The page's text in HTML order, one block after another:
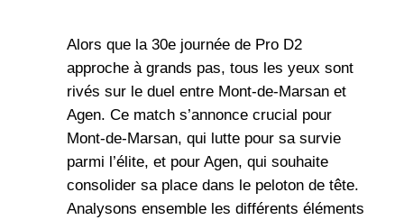
Alors que la 30e journée de Pro D2
approche à grands pas, tous les yeux sont
rivés sur le duel entre Mont-de-Marsan et
Agen. Ce match s’annonce crucial pour
Mont-de-Marsan, qui lutte pour sa survie
parmi l’élite, et pour Agen, qui souhaite
consolider sa place dans le peloton de tête.
Analysons ensemble les différents éléments